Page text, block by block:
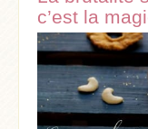
c’est la